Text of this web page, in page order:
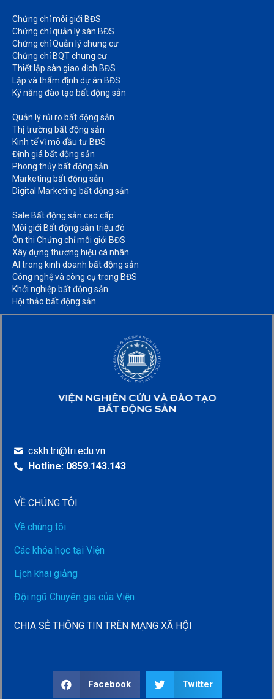
Chứng chỉ môi giới BĐS​
Chứng chỉ quản lý sàn BĐS
Chứng chỉ Quản lý chung cư​
Chứng chỉ BQT chung cư​
Thiết lập sàn giao dịch BĐS​
Lập và thẩm định dự án BĐS​
Kỹ năng đào tạo bất động sản​
Quản lý rủi ro bất động sản​
Thị trường bất động sản​
Kinh tế vĩ mô đầu tư BĐS​
Định giá bất động sản​
Phong thủy bất động sản​
Marketing bất động sản​
Digital Marketing bất động sản​
Sale Bất động sản cao cấp​
Môi giới Bất động sản triệu đô​
Ôn thi Chứng chỉ môi giới BĐS​
Xây dựng thương hiệu cá nhân​
AI trong kinh doanh bất động sản​
Công nghệ và công cụ trong BĐS​
Khởi nghiệp bất động sản​
Hội thảo bất động sản​
cskh.tri@tri.edu.vn
Hotline: 0859.143.143
VỀ CHÚNG TÔI
Về chúng tôi
Các khóa học tại Viện
Lịch khai giảng
Đội ngũ Chuyên gia của Viện
CHIA SẺ THÔNG TIN TRÊN MẠNG XÃ HỘI
Facebook Twitter